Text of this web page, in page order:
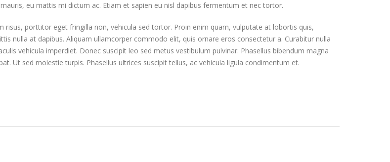
eu mattis mi dictum ac. Etiam et sapien eu nisl dapibus fermentum et nec tortor.
risus, porttitor eget fringilla non, vehicula sed tortor. Proin enim quam, vulputate at lobortis quis,
nulla at dapibus. Aliquam ullamcorper commodo elit, quis ornare eros consectetur a. Curabitur nulla
vehicula imperdiet. Donec suscipit leo sed metus vestibulum pulvinar. Phasellus bibendum magna
Ut sed molestie turpis. Phasellus ultrices suscipit tellus, ac vehicula ligula condimentum et.